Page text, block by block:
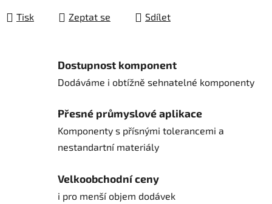
Tisk Zeptat se Sdílet
Dostupnost komponent
Dodáváme i obtížně sehnatelné komponenty
Přesné průmyslové aplikace
Komponenty s přísnými tolerancemi a
nestandartní materiály
Velkoobchodní ceny
i pro menší objem dodávek